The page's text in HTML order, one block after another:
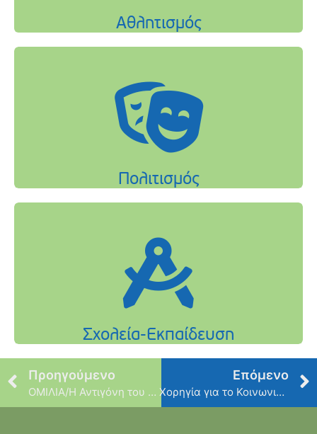
Προηγούμενο
ΟΜΙΛΙΑ/Η Αντιγόνη του Σοφοκλέους
Επόμενο
Xορηγία για το Κοινωνικό Παντοπωλείο